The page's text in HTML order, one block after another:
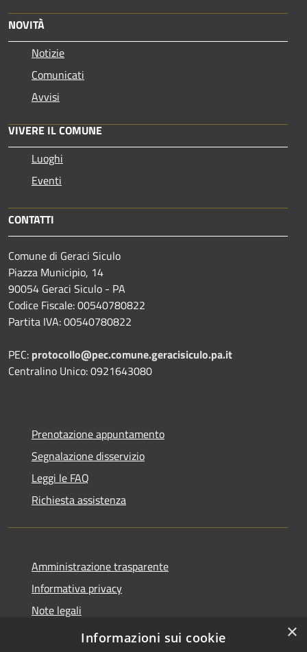
NOVITÀ
Notizie
Comunicati
Avvisi
VIVERE IL COMUNE
Luoghi
Eventi
CONTATTI
Comune di Geraci Siculo
Piazza Municipio, 14
90054 Geraci Siculo - PA
Codice Fiscale: 00540780822
Partita IVA: 00540780822
PEC: protocollo@pec.comune.geracisiculo.pa.it
Centralino Unico: 0921643080
Prenotazione appuntamento
Segnalazione disservizio
Leggi le FAQ
Richiesta assistenza
Amministrazione trasparente
Informativa privacy
Note legali
Dichiarazione di accessibilità
×
Informazioni sui cookie